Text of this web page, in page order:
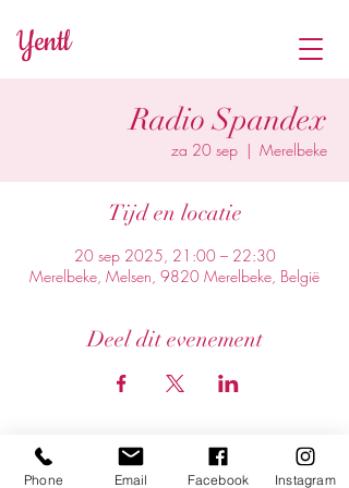
Yentl
Radio Spandex
za 20 sep
  |
Merelbeke
Tijd en locatie
20 sep 2025, 21:00 – 22:30
Merelbeke, Melsen, 9820 Merelbeke, België
Deel dit evenement
Phone Email Facebook Instagram